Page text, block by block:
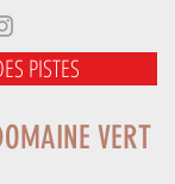
PISTES
VERT